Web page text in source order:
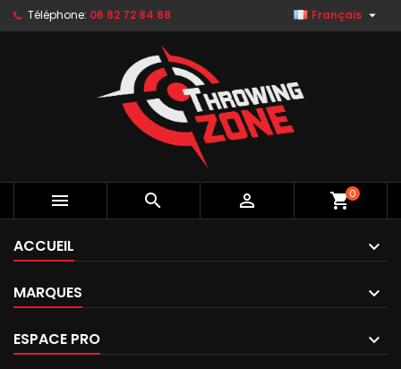
Téléphone: 06 82 72 84 88 Français 
   shopping_cart0
ACCUEIL
MARQUES
ESPACE PRO